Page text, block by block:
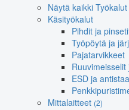
Näytä kaikki
Käsityökalut
Pihdit ja
Työpöytä ja
Pajatarvikkeet
ESD ja
Mittalaitteet (2)